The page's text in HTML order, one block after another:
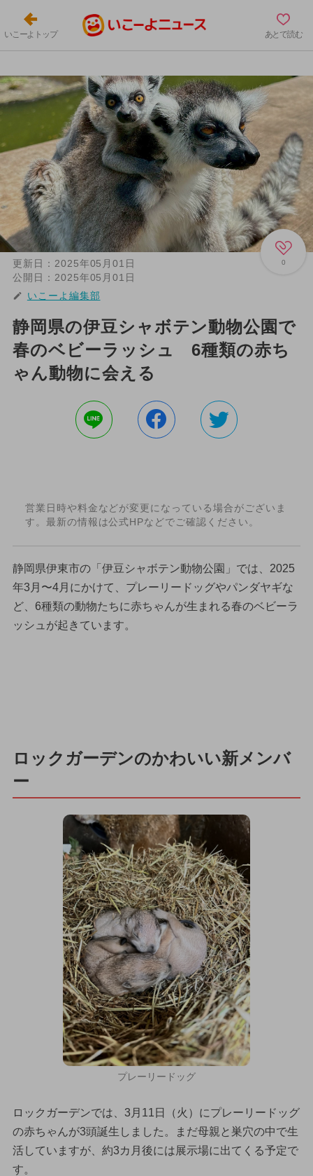
いこーよトップ あとで読む
0
更新日： 2025年05月01日
公開日： 2025年05月01日
いこーよ編集部
静岡県の伊豆シャボテン動物公園で
春のベビーラッシュ 6種類の赤ち
ゃん動物に会える
営業日時や料金などが変更になっている場合がございま
す。最新の情報は公式HPなどでご確認ください。
静岡県伊東市の「伊豆シャボテン動物公園」では、2025
年3月〜4月にかけて、プレーリードッグやパンダヤギな
ど、6種類の動物たちに赤ちゃんが生まれる春のベビーラ
ッシュが起きています。
ロックガーデンのかわいい新メンバ
ー
プレーリードッグ
ロックガーデンでは、3月11日（火）にプレーリードッグ
の赤ちゃんが3頭誕生しました。まだ母親と巣穴の中で生
活していますが、約3カ月後には展示場に出てくる予定で
す。